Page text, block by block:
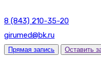
8 (843) 210-35-20
girumed@bk.ru
Прямая запись Оставить